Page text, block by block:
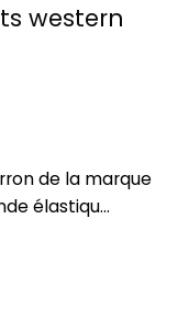
western
de la marque
élastiqu…